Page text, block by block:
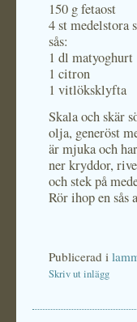
150 g fetaost
4 st medelstora
sås:
1 dl matyoghurt
1 citron
1 vitlöksklyfta
Skala och skär
olja, generöst
är mjuka och
ner kryddor,
och stek på
Rör ihop en
Publicerad i
Skriv ut inlägg